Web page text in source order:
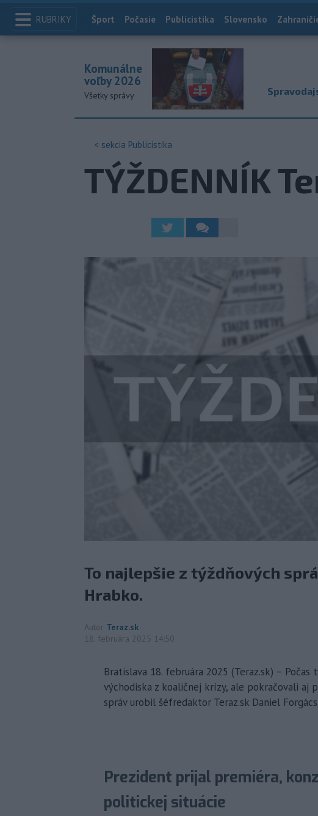
RUBRIKY Index
Šport Počasie Publicistika Slovensko
Komunálne
voľby 2026
Všetky správy
< sekcia Publicistika
TÝŽDENNÍK
To najlepšie z týždňových
Hrabko.
Autor Teraz.sk
18. februára 2025 14:50
Bratislava 18. februára 2025 (Teraz.sk) –
východiska z koaličnej krízy, ale pokračovali aj
správ urobil šéfredaktor Teraz.sk Daniel
Prezident prijal premiéra,
politickej situácie